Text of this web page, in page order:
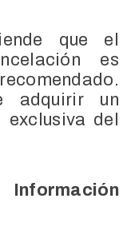
que el
es
adquirir un
del